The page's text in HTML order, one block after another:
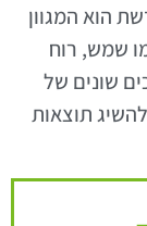
הוא המגוון
שמש, רוח
שונים של
תוצאות